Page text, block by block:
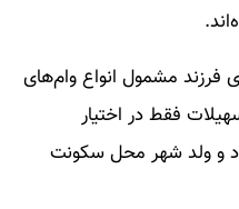
فرزند مشمول انواع وام‌های
فقط در اختیار
و ولد شهر محل سکونت